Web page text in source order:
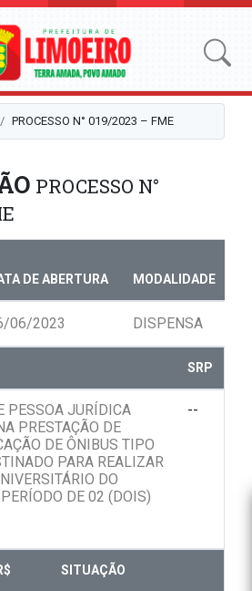
PROCESSO N° 019/2023 – FME
PROCESSO N°
DE ABERTURA MODALIDADE
06/2023 DISPENSA
SRP
PESSOA JURÍDICA
PRESTAÇÃO DE
DE ÔNIBUS TIPO
PARA REALIZAR
DO
DE 02 (DOIS)
--
SITUAÇÃO